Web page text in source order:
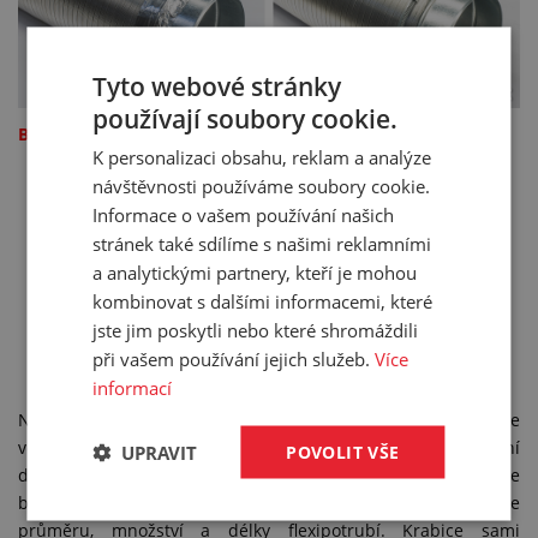
Balení
Natahovací vzduchotechnické potrubí od nás obdržíte
ve stlačeném stavu, pro větší odběry připravujeme balení
do krabic. Hliníkové hadice jsou poměrně křehké, proto je
balíme do speciálních krabic, vyrobených přímo na míru dle
průměru, množství a délky flexipotrubí. Krabice sami
Tyto webové stránky
používají soubory cookie.
K personalizaci obsahu, reklam a analýze
návštěvnosti používáme soubory cookie.
Informace o vašem používání našich
stránek také sdílíme s našimi reklamními
a analytickými partnery, kteří je mohou
kombinovat s dalšími informacemi, které
jste jim poskytli nebo které shromáždili
při vašem používání jejich služeb.Více
informací
POVOLIT VŠE
UPRAVIT